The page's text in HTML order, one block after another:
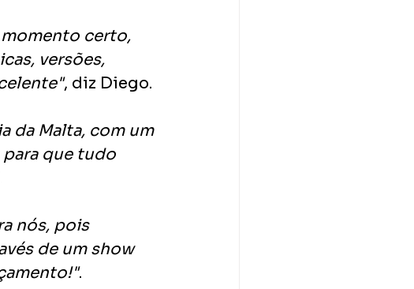
momento certo,
versões,
, diz Diego.
da Malta, com um
que tudo
nós, pois
de um show
.